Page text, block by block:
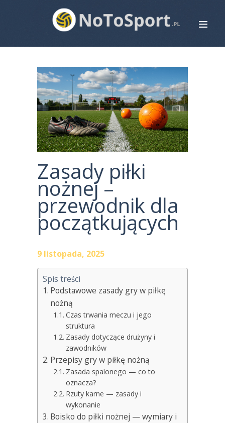
STRONA GŁÓWNA
ROWERY
BIEGANIE
PIŁKA NOŻNA
SIATKÓWKA
ZDROWIE
KONTAKTZasady piłki
nożnej –
przewodnik dla
początkujących
9 listopada, 2025
Spis treści
Podstawowe zasady gry w piłkę
nożną
Czas trwania meczu i jego
struktura
Zasady dotyczące drużyny i
zawodników
Przepisy gry w piłkę nożną
Zasada spalonego — co to
oznacza?
Rzuty karne — zasady i
wykonanie
Boisko do piłki nożnej — wymiary i